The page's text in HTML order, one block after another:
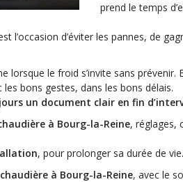
prend le temps
l’occasion d’éviter les pannes, de
lorsque le froid s’invite sans prévenir.
bons gestes, dans les bons délais.
un document clair en fin
à Bourg-la-Reine, réglages,
, pour prolonger sa durée de vie.
à Bourg-la-Reine, avec le